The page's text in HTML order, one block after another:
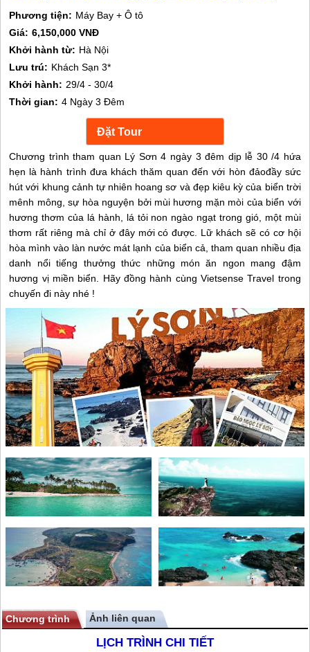
Phương tiện: Máy Bay + Ô tô
Giá: 6,150,000 VNĐ
Khởi hành từ: Hà Nội
Lưu trú: Khách Sạn 3*
Khởi hành: 29/4 - 30/4
Thời gian: 4 Ngày 3 Đêm
Chương trình tham quan Lý Sơn 4 ngày 3 đêm dịp lễ 30 /4 hứa
hẹn là hành trình đưa khách thăm quan đến với hòn đảođầy sức
hút với khung cảnh tự nhiên hoang sơ và đẹp kiêu kỳ của biển trời
mênh mông, sự hòa nguyện bởi mùi hương mặn mòi của biển với
hương thơm của lá hành, lá tỏi non ngào ngạt trong gió, một mùi
thơm rất riêng mà chỉ ở đây mới có được. Lữ khách sẽ có cơ hội
hòa mình vào làn nước mát lạnh của biển cả, tham quan nhiều địa
danh nổi tiếng thưởng thức những món ăn ngon mang đậm
hương vị miền biển. Hãy đồng hành cùng Vietsense Travel trong
chuyến đi này nhé !
Chương trình Ảnh liên quan
LỊCH TRÌNH CHI TIẾT